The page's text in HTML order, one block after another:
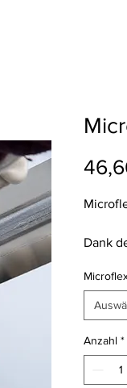
Dank
die
Hazen
viele
Anzahl *